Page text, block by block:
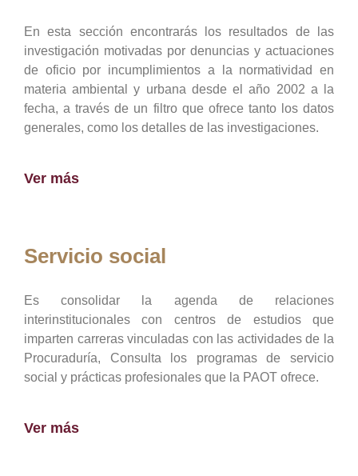
En esta sección encontrarás los resultados de las
investigación motivadas por denuncias y actuaciones
de oficio por incumplimientos a la normatividad en
materia ambiental y urbana desde el año 2002 a la
fecha, a través de un filtro que ofrece tanto los datos
generales, como los detalles de las investigaciones.
Ver más
Servicio social
Es consolidar la agenda de relaciones
interinstitucionales con centros de estudios que
imparten carreras vinculadas con las actividades de la
Procuraduría, Consulta los programas de servicio
social y prácticas profesionales que la PAOT ofrece.
Ver más